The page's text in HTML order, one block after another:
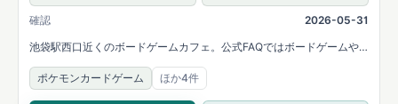
確認
2026-05-31
池袋駅西口近くのボードゲームカフェ。公式FAQではボードゲームや
カードゲームの持ち込み可能と案内されています。
ポケモンカードゲーム
ほか4件